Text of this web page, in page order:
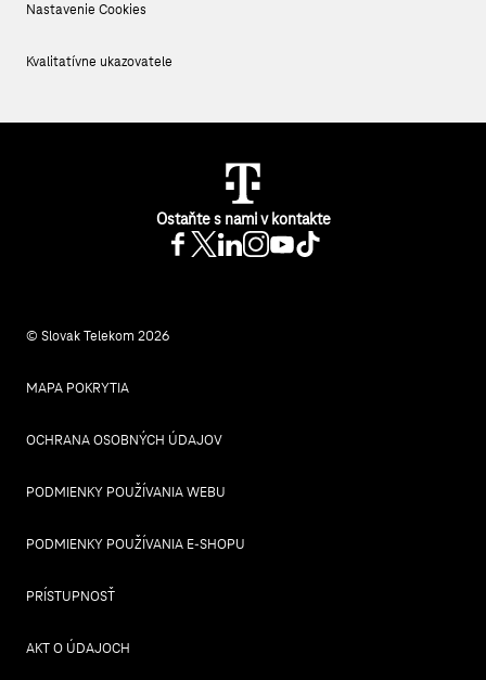
Nastavenie Cookies
Kvalitatívne ukazovatele
Ostaňte s nami v kontakte
© Slovak Telekom 2026
MAPA POKRYTIA
OCHRANA OSOBNÝCH ÚDAJOV
PODMIENKY POUŽÍVANIA WEBU
PODMIENKY POUŽÍVANIA E-SHOPU
PRÍSTUPNOSŤ
AKT O ÚDAJOCH